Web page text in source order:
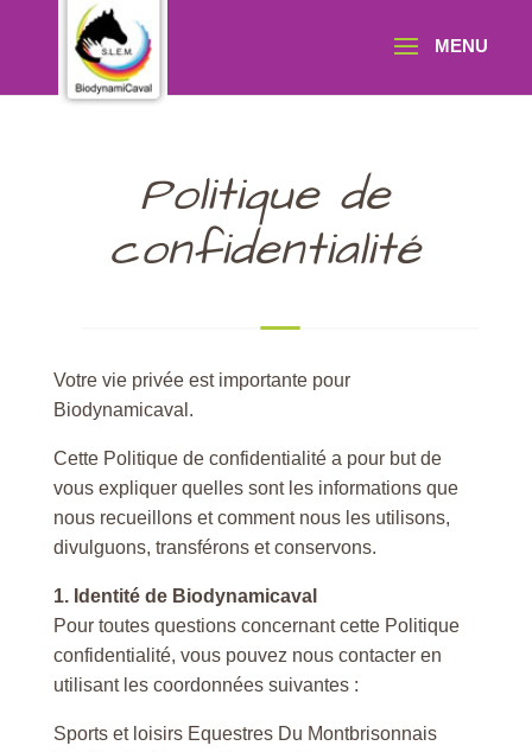
Politique de
confidentialité
Votre vie privée est importante pour
Biodynamicaval.
Cette Politique de confidentialité a pour but de
vous expliquer quelles sont les informations que
nous recueillons et comment nous les utilisons,
divulguons, transférons et conservons.
1. Identité de Biodynamicaval
Pour toutes questions concernant cette Politique
confidentialité, vous pouvez nous contacter en
utilisant les coordonnées suivantes :
Sports et loisirs Equestres Du Montbrisonnais